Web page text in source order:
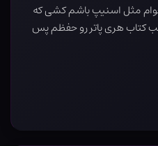
مثل اسنیپ باشم ‌کشی که
هری پاتر رو حفظم پس